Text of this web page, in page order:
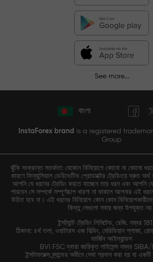
See more...
বাংলা
InstaForex brand is a registered
Group
ঝুঁকি সংক্রান্ত সতর্কতা: যেকোন বিনিয়োগে কোনো না কোনো
কারণে ফিন্যান্সিয়াল ডেরিভেটিভ প্রোডাক্টের ট্রেডিংয়ে দ্রুত
আপনি যে ধরনের ট্রেডিং করতে যাচ্ছেন তার ধরন এবং আপনি যে
পারবেন সে সম্পর্কে সম্পূর্ণরূপে ধারণা না থাকলে আপনার এই
উচিত হবে না। এই ধরনের বিনিয়োগ কোন কোন
কিন্তু সেগুলো সবার জন্য উপযুক্ত
ইন্সট্যান্ট ট্রেডিং লিমিটেড, রেজি. নম্বর
ঠিকানা: ৪র্থ তলা, ওয়াটারস এজ বিল্ডিং, মেরিডিয়ান প্লাজা,
ভার্জিন আইল্যান্ডস
BVI FSC দ্বারা জারিকৃত লাইসেন্স নম্বর
ইন্সটাফরেক্স ব্র্যান্ডের অধীনে সেবা প্রদান করা হয় যা